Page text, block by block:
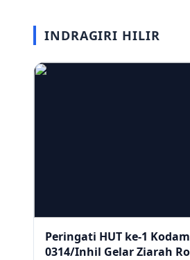
INDRAGIRI HILIR
Peringati HUT ke-1
0314/Inhil Gelar Ziarah